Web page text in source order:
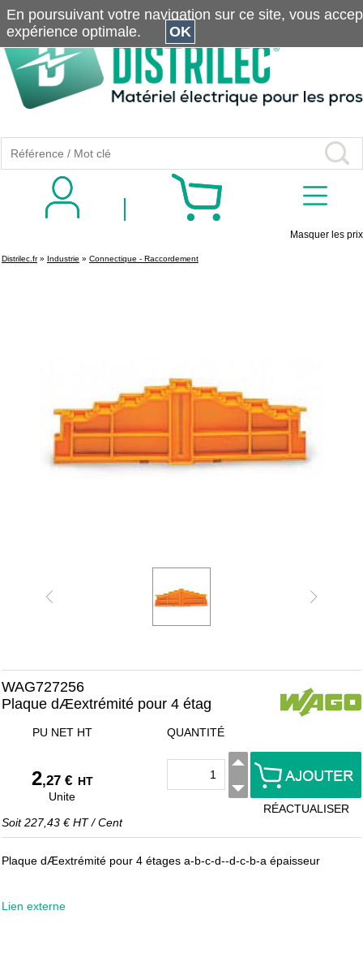
Masquer les prix
Distrilec.fr» Industrie » Connectique - Raccordement
WAG727256
Plaque dÆextrémité pour 4 étag
PU NET HT
2,27 € HT
Unite
Soit227,43 € HT/Cent
QUANTITÉ
RÉACTUALISER
Plaque dÆextrémité pour 4 étages a-b-c-d--d-c-b-a épaisseur
Lien externe
En poursuivant votre navigation sur ce site, vous
expérience optimale.
OK